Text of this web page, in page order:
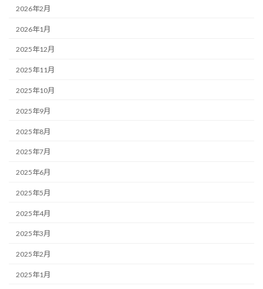
2026年2月
2026年1月
2025年12月
2025年11月
2025年10月
2025年9月
2025年8月
2025年7月
2025年6月
2025年5月
2025年4月
2025年3月
2025年2月
2025年1月